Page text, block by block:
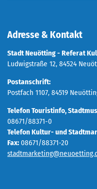
Adresse & Kontakt
Stadt Neuötting - Referat
Ludwigstraße 12, 84524
Postanschrift:
Postfach 1107, 84519
Telefon Touristinfo,
08671/88371-0
Telefon Kultur- und
Fax: 08671/88371-20